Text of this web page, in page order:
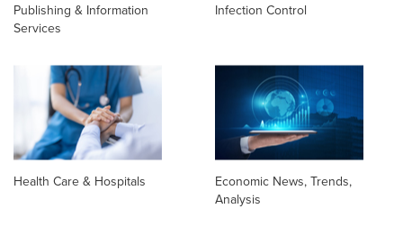
Publishing & Information
Services
Infection Control
Health Care & Hospitals
Economic News, Trends,
Analysis